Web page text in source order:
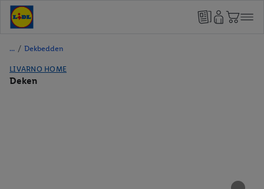
/ Dekbedden
LIVARNO HOME
Deken